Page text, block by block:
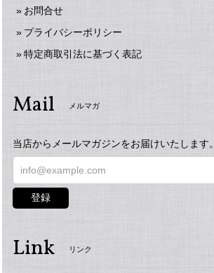
お問合せ
プライバシーポリシー
特定商取引法に基づく表記
Mail メルマガ
当店からメールマガジンをお届けいたします。
登録
Link リンク